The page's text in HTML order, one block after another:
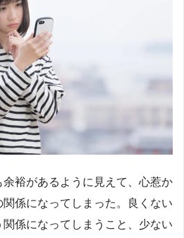
裕があるように見えて、心惹か
係になってしまった。良くない
係になってしまうこと、少ない